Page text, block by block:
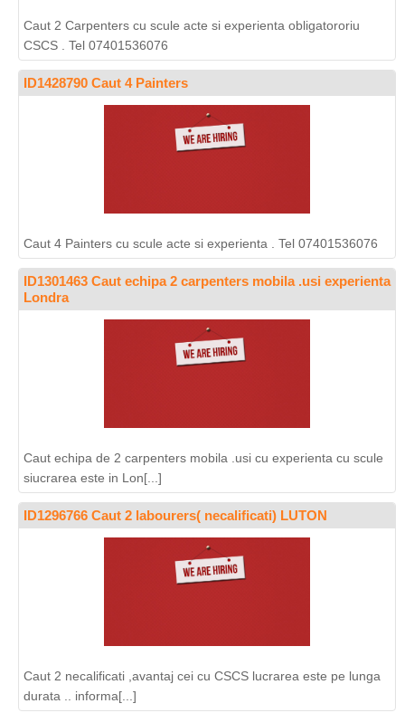
Caut 2 Carpenters cu scule acte si experienta obligatororiu
CSCS . Tel 07401536076
ID1428790 Caut 4 Painters
Caut 4 Painters cu scule acte si experienta . Tel 07401536076
ID1301463 Caut echipa 2 carpenters mobila .usi experienta
Londra
Caut echipa de 2 carpenters mobila .usi cu experienta cu scule
siucrarea este in Lon[...]
ID1296766 Caut 2 labourers( necalificati) LUTON
Caut 2 necalificati ,avantaj cei cu CSCS lucrarea este pe lunga
durata .. informa[...]